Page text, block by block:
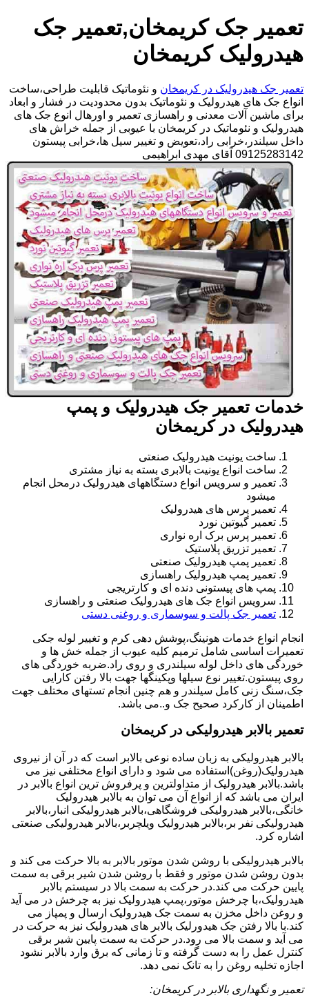
تعمیر جک کریمخان,تعمیر جک
هیدرولیک کریمخان
تعمیر جک هیدرولیک در کریمخان و نئوماتیک قابلیت طراحی،ساخت
انواع جک های هیدرولیک و نئوماتیک بدون محدودیت در فشار و ابعاد
برای ماشین آلات معدنی و راهسازی تعمیر و اورهال انوع جک های
هیدرولیک و نئوماتیک در کریمخان با عیوبی از جمله خراش های
داخل سیلندر،خرابی راد،تعویض و تغییر سیل ها،خرابی پیستون
09125283142 آقای مهدی ابراهیمی
خدمات تعمیر جک هیدرولیک و پمپ
هیدرولیک در کریمخان
ساخت یونیت هیدرولیک صنعتی
ساخت انواع یونیت بالابری بسته به نیاز مشتری
تعمیر و سرویس انواع دستگاههای هیدرولیک درمحل انجام
میشود
تعمیر پرس های هیدرولیک
تعمیر گیوتین نورد
تعمیر پرس برک اره نواری
تعمیر تزریق پلاستیک
تعمیر پمپ هیدرولیک صنعتی
تعمیر پمپ هیدرولیک راهسازی
پمپ های پیستونی دنده ای و کارتریجی
سرویس انواع جک های هیدرولیک صنعتی و راهسازی
تعمیر جک پالت و سوسماری و روغنی دستی
انجام انواع خدمات هونینگ،پوشش دهی کرم و تغییر لوله جکی
تعمیرات اساسی شامل ترمیم کلیه عیوب از جمله خش ها و
خوردگی های داخل لوله سیلندری و روی راد.ضربه خوردگی های
روی پیستون.تغییر نوع سیلها وپکینگها جهت بالا رفتن کارایی
جک،سنگ زنی کامل سیلندر و هم چنین انجام تستهای مختلف جهت
اطمینان از کارکرد صحیح جک و..می باشد.
تعمیر بالابر هیدرولیکی در کریمخان
بالابر هیدرولیکی به زبان ساده نوعی بالابر است که در آن از نیروی
هیدرولیک(روغن)استفاده می شود و دارای انواع مختلفی نیز می
باشد.بالابر هیدرولیک از متداولترین و پرفروش ترین انواع بالابر در
ایران می باشد که از انواع آن می توان به بالابر هیدرولیک
خانگی،بالابر هیدرولیکی فروشگاهی،بالابر هیدرولیکی انبار،بالابر
هیدرولیکی نفر بر،بالابر هیدرولیک ویلچربر،بالابر هیدرولیکی صنعتی
اشاره کرد.
بالابر هیدرولیکی با روشن شدن موتور بالابر به بالا حرکت می کند و
بدون روشن شدن موتور و فقط با روشن شدن شیر برقی به سمت
پایین حرکت می کند.در حرکت به سمت بالا در سیستم بالابر
هیدرولیک،با چرخش موتور،پمپ هیدرولیک نیز به چرخش در می آید
و روغن داخل مخزن به سمت جک هیدرولیک ارسال و پمپاز می
کند.با بالا رفتن جک هیدورلیک بالابر های هیدرولیک نیز به حرکت در
می آید و سمت بالا می رود.در حرکت به سمت پایین شیر برقی
کنترل عمل را به دست گرفته و تا زمانی که برق وارد بالابر نشود
اجازه تخلیه روغن را به تانک نمی دهد.
تعمیر و نگهداری بالابر در کریمخان: